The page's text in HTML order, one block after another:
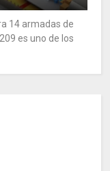
14 armadas de
es uno de los